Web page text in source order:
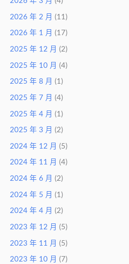
2026 年 2 月 (11)
2026 年 1 月 (17)
2025 年 12 月 (2)
2025 年 10 月 (4)
2025 年 8 月 (1)
2025 年 7 月 (4)
2025 年 4 月 (1)
2025 年 3 月 (2)
2024 年 12 月 (5)
2024 年 11 月 (4)
2024 年 6 月 (2)
2024 年 5 月 (1)
2024 年 4 月 (2)
2023 年 12 月 (5)
2023 年 11 月 (5)
2023 年 10 月 (7)